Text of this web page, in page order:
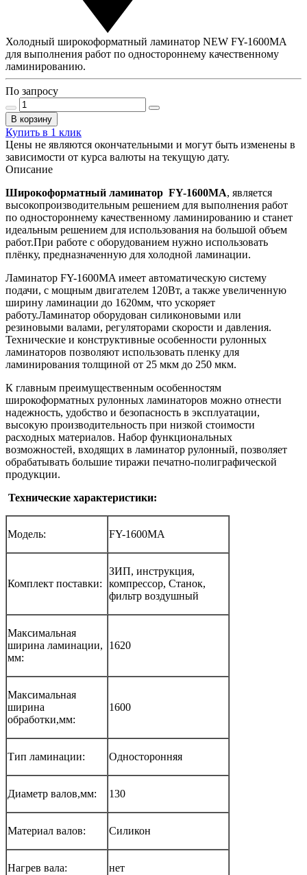
Холодный широкоформатный ламинатор NEW FY-1600MA
для выполнения работ по одностороннему качественному
ламинированию.
По запросу
В корзину
Купить в 1 клик
Цены не являются окончательными и могут быть изменены в
зависимости от курса валюты на текущую дату.
Описание
Широкоформатный ламинатор FY-1600MA, является
высокопроизводительным решением для выполнения работ
по одностороннему качественному ламинированию и станет
идеальным решением для использования на большой объем
работ.При работе с оборудованием нужно использовать
плёнку, предназначенную для холодной ламинации.
Ламинатор FY-1600MA имеет автоматическую систему
подачи, с мощным двигателем 120Вт, а также увеличенную
ширину ламинации до 1620мм, что ускоряет
работу.Ламинатор оборудован силиконовыми или
резиновыми валами, регуляторами скорости и давления.
Технические и конструктивные особенности рулонных
ламинаторов позволяют использовать пленку для
ламинирования толщиной от 25 мкм до 250 мкм.
К главным преимущественным особенностям
широкоформатных рулонных ламинаторов можно отнести
надежность, удобство и безопасность в эксплуатации,
высокую производительность при низкой стоимости
расходных материалов. Набор функциональных
возможностей, входящих в ламинатор рулонный, позволяет
обрабатывать большие тиражи печатно-полиграфической
продукции.
Технические характеристики:
Модель: FY-1600MA
Комплект поставки:
ЗИП, инструкция,
компрессор, Станок,
фильтр воздушный
Максимальная
ширина ламинации,
мм:
1620
Максимальная
ширина
обработки,мм:
1600
Тип ламинации: Односторонняя
Диаметр валов,мм: 130
Материал валов: Силикон
Нагрев вала: нет